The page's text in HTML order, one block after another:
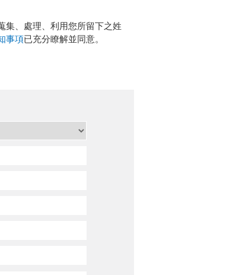
集、處理、利用您所留下之姓
事項已充分瞭解並同意。